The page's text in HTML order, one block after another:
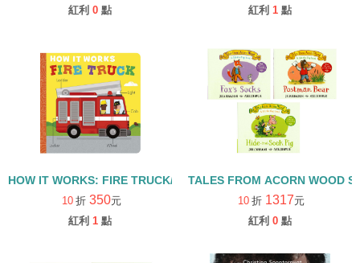
紅利 0 點
紅利 1 點
HOW IT WORKS: FIRE TRUCK/硬頁書
10 折 350元
紅利 1 點
TALES FROM ACORN WOOD
10 折 1317元
紅利 0 點